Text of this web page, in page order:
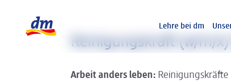
Lehre bei dm
Reinigungskraft (w/m/
Arbeit anders leben: